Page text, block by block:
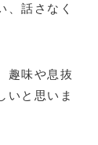
、話さなく
趣味や息抜
いと思いま